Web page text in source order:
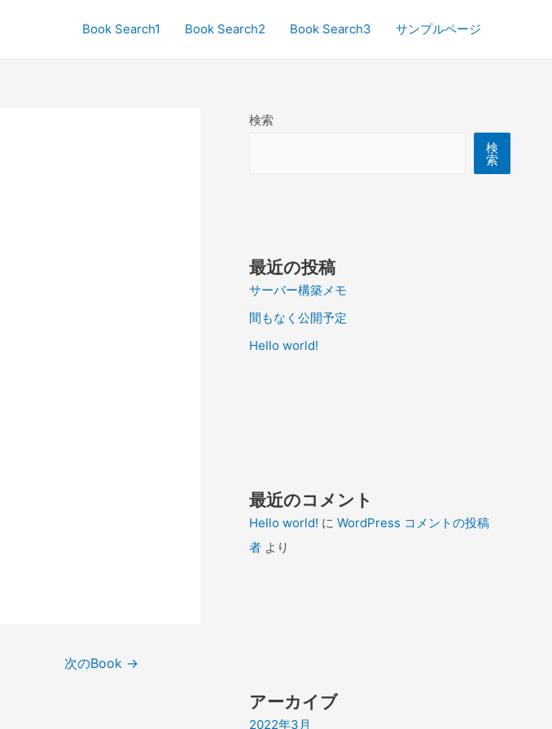
Book Search1 Book Search2 Book Search3 サンプルページ
次のBook →
検索
検
索
最近の投稿
サーバー構築メモ
間もなく公開予定
Hello world!
最近のコメント
Hello world! に WordPress コメントの投稿
者 より
アーカイブ
2022年3月